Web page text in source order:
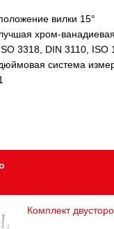
вилки 15°
хром-
3318, DIN 3110, ISO
система
Комплект